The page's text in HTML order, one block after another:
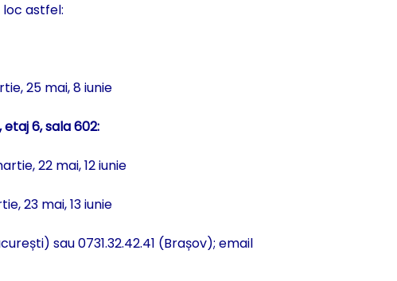
astfel:
25 mai, 8 iunie
6, sala 602:
22 mai, 12 iunie
23 mai, 13 iunie
sau 0731.32.42.41 (Brașov); email